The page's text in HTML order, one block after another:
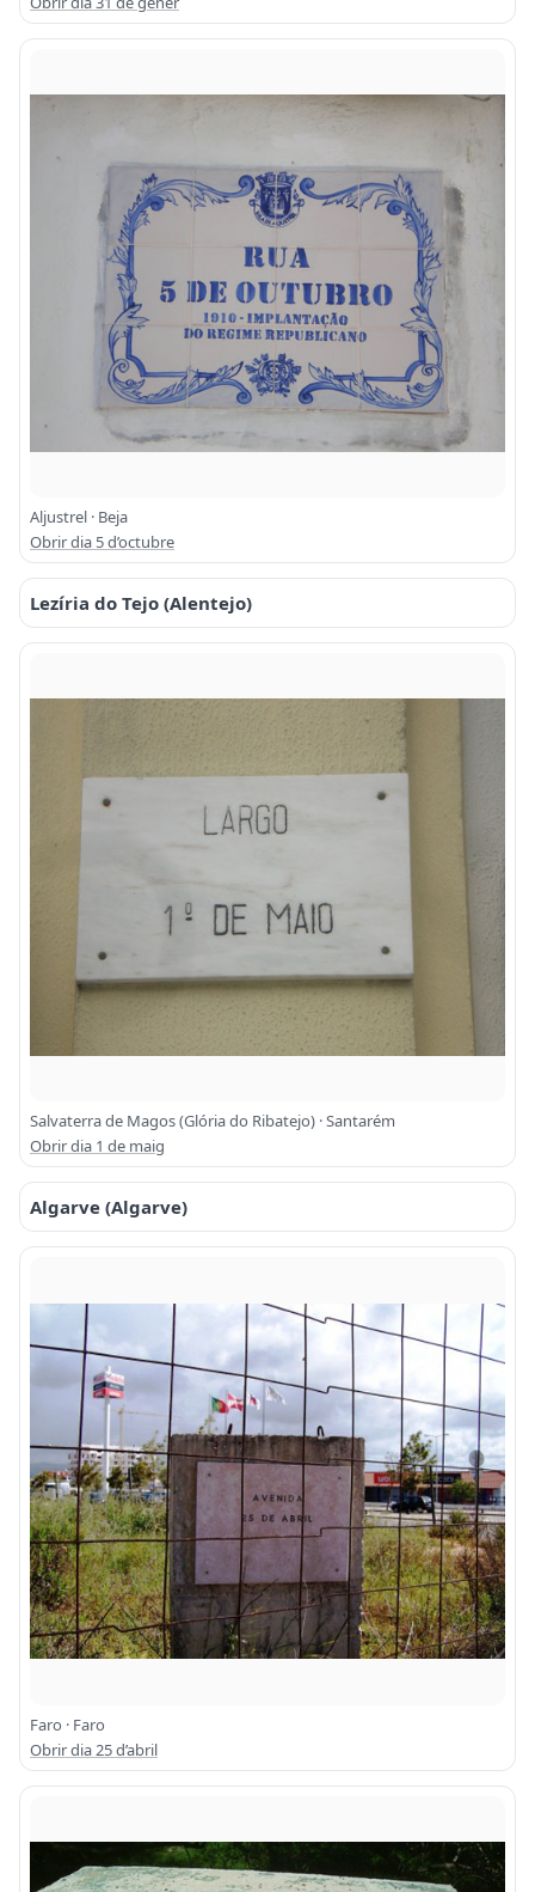
Aljustrel · Beja
Obrir dia 5 d’octubre
Lezíria do Tejo (Alentejo)
Salvaterra de Magos (Glória do Ribatejo) · Santarém
Obrir dia 1 de maig
Algarve (Algarve)
Faro · Faro
Obrir dia 25 d’abril